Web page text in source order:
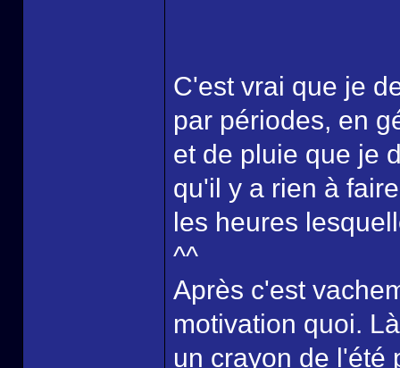
C'est vrai que je
par périodes, en
et de pluie que je
qu'il y a rien à
les heures
^^
Après c'est
motivation quoi.
un crayon de l'été